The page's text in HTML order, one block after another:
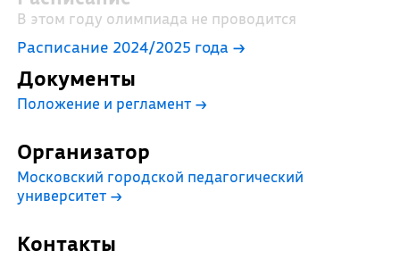
В этом году олимпиада не проводится
Расписание 2024/2025 года →
Документы
Положение и регламент →
Организатор
Московский городской педагогический
университет →
Контакты